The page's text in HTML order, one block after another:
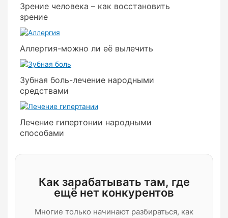
Зрение человека – как восстановить
зрение
Аллергия-можно ли её вылечить
Зубная боль-лечение народными
средствами
Лечение гипертонии народными
способами
Как зарабатывать там, где
ещё нет конкурентов
Многие только начинают разбираться, как